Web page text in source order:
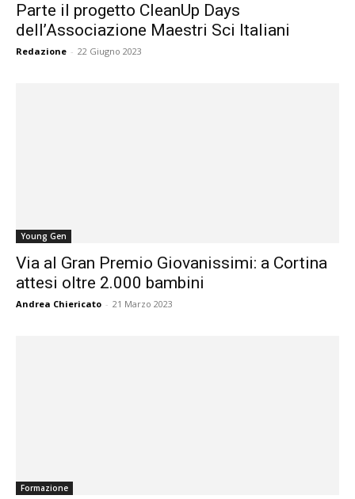
Parte il progetto CleanUp Days
dell’Associazione Maestri Sci Italiani
Redazione - 22 Giugno 2023
Young Gen
Via al Gran Premio Giovanissimi: a Cortina
attesi oltre 2.000 bambini
Andrea Chiericato - 21 Marzo 2023
Formazione